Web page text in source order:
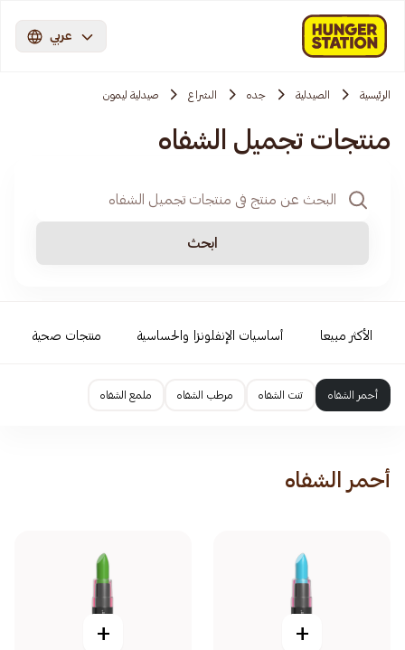
عربي
الرئيسية الصيدلية جده الشراع صيدلية ليمون
منتجات تجميل الشفاه
ابحث
الأكثر مبيعا أساسيات الإنفلونزا والحساسية منتجات صحية
أحمر الشفاه تنت الشفاه مرطب الشفاه ملمع الشفاه
أحمر الشفاه
+
+